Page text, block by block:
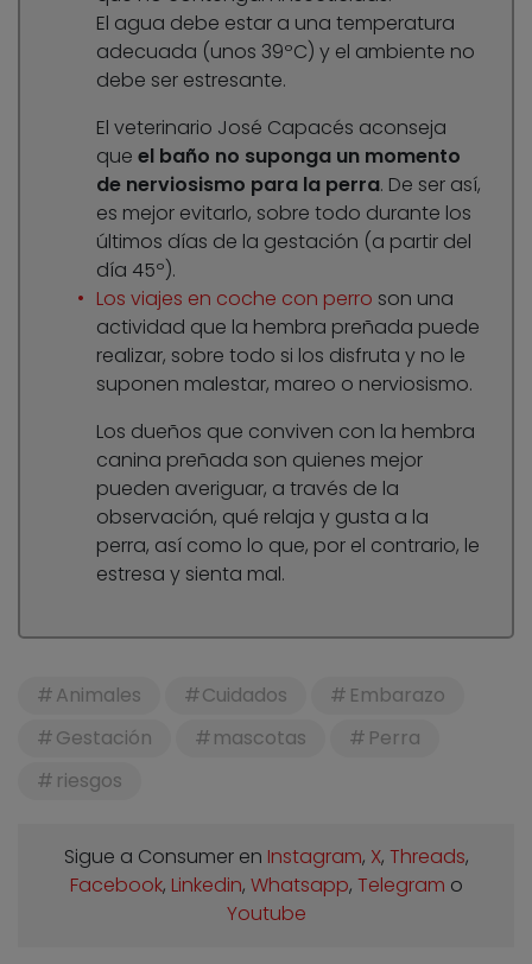
El agua debe estar a una temperatura
adecuada (unos 39ºC) y el ambiente no
debe ser estresante.
El veterinario José Capacés aconseja
que el baño no suponga un momento
de nerviosismo para la perra. De ser así,
es mejor evitarlo, sobre todo durante los
últimos días de la gestación (a partir del
día 45º).
Los viajes en coche con perro son una
actividad que la hembra preñada puede
realizar, sobre todo si los disfruta y no le
suponen malestar, mareo o nerviosismo.
Los dueños que conviven con la hembra
canina preñada son quienes mejor
pueden averiguar, a través de la
observación, qué relaja y gusta a la
perra, así como lo que, por el contrario, le
estresa y sienta mal.
Animales Cuidados
Embarazo
Gestación
mascotas
Perra
riesgos
Sigue a Consumer en Instagram, X, Threads,
Facebook, Linkedin, Whatsapp, Telegram o
Youtube